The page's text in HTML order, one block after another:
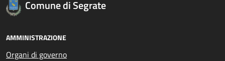
Comune di Segrate
AMMINISTRAZIONE
Organi di governo